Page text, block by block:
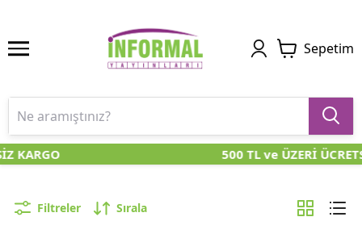
Sepetim
KARGO 500 TL ve ÜZERİ
Filtreler Sırala